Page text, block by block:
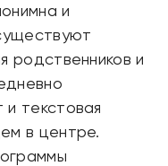
и
родственников и
текстовая
в центре.